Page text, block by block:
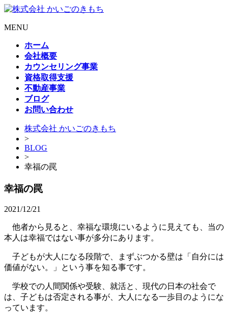
MENU
ホーム
会社概要
カウンセリング事業
資格取得支援
不動産事業
ブログ
お問い合わせ
株式会社 かいごのきもち
>
BLOG
>
幸福の罠
幸福の罠
2021/12/21
他者から見ると、幸福な環境にいるように見えても、当の
本人は幸福ではない事が多分にあります。
子どもが大人になる段階で、まずぶつかる壁は「自分には
価値がない。」という事を知る事です。
学校での人間関係や受験、就活と、現代の日本の社会で
は、子どもは否定される事が、大人になる一歩目のようにな
っています。